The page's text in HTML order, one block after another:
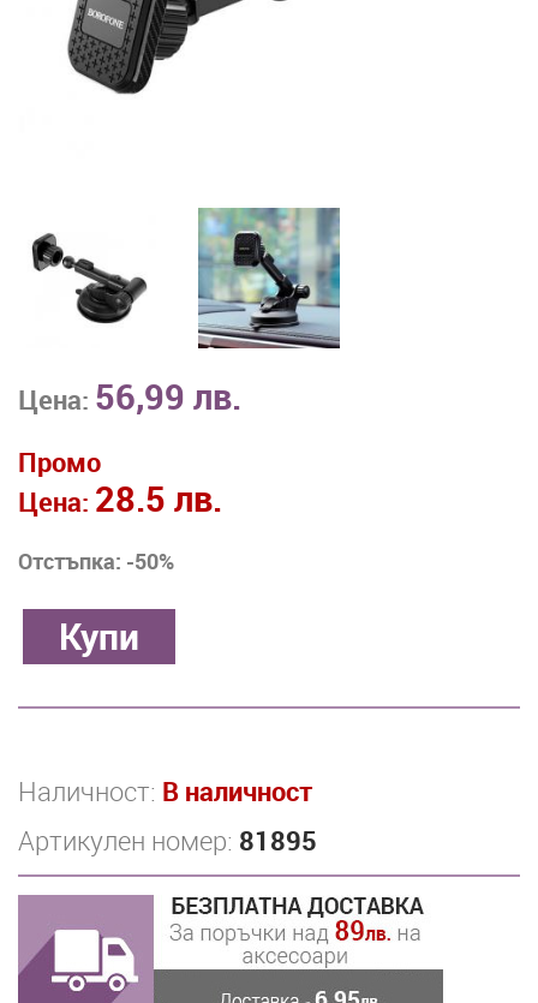
Цена: 56,99 лв.
Промо
Цена: 28.5 лв.
Отстъпка: -50%
Наличност: В наличност
Артикулен номер: 81895